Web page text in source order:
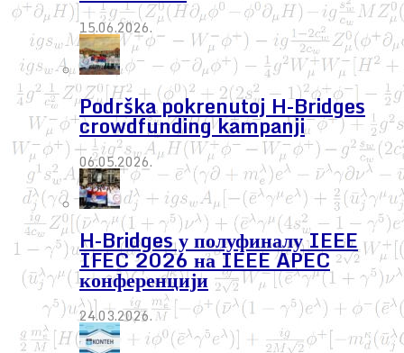
15.06.2026.
Podrška pokrenutoj H-Bridges
crowdfunding kampanji
06.05.2026.
H-Bridges у полуфиналу IEEE
IFEC 2026 на IEEE APEC
конференцији
24.03.2026.